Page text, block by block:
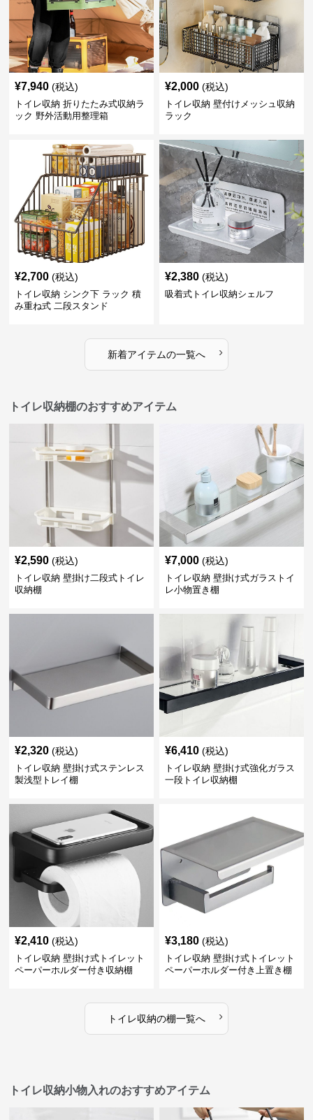
¥7,940 (税込)
トイレ収納 折りたたみ式収納ラ
ック 野外活動用整理箱
¥2,000 (税込)
トイレ収納 壁付けメッシュ収納
ラック
¥2,700 (税込)
トイレ収納 シンク下 ラック 積
み重ね式 二段スタンド
¥2,380 (税込)
吸着式トイレ収納シェルフ
新着アイテムの一覧へ ›
トイレ収納棚のおすすめアイテム
¥2,590 (税込)
トイレ収納 壁掛け二段式トイレ
収納棚
¥7,000 (税込)
トイレ収納 壁掛け式ガラストイ
レ小物置き棚
¥2,320 (税込)
トイレ収納 壁掛け式ステンレス
製浅型トレイ棚
¥6,410 (税込)
トイレ収納 壁掛け式強化ガラス
一段トイレ収納棚
¥2,410 (税込)
トイレ収納 壁掛け式トイレット
ペーパーホルダー付き収納棚
¥3,180 (税込)
トイレ収納 壁掛け式トイレット
ペーパーホルダー付き上置き棚
トイレ収納の棚一覧へ ›
トイレ収納小物入れのおすすめアイテム